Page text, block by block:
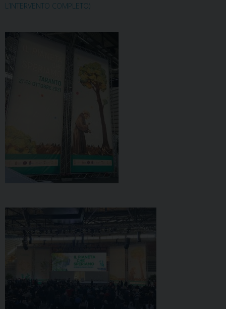
L’INTERVENTO COMPLETO)